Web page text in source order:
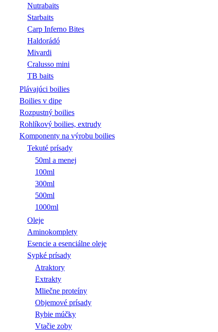
Nutrabaits
Starbaits
Carp Inferno Bites
Haldorádó
Mivardi
Cralusso mini
TB baits
Plávajúci boilies
Boilies v dipe
Rozpustný boilies
Rohlíkový boilies, extrudy
Komponenty na výrobu boilies
Tekuté prísady
50ml a menej
100ml
300ml
500ml
1000ml
Oleje
Aminokomplety
Esencie a esenciálne oleje
Sypké prísady
Atraktory
Extrakty
Mliečne proteíny
Objemové prísady
Rybie múčky
Vtačie zoby